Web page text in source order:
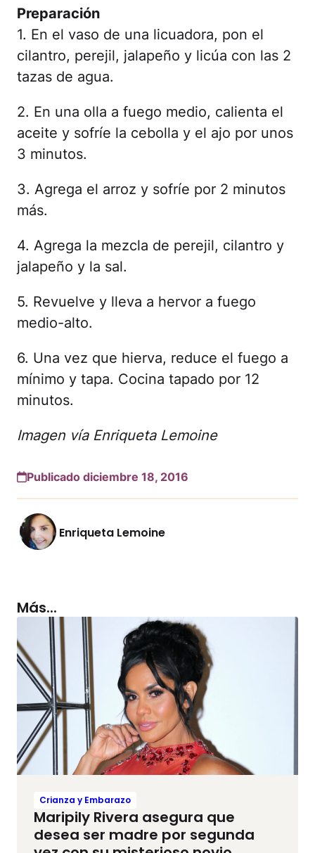
Preparación
1. En el vaso de una licuadora, pon el
cilantro, perejil, jalapeño y licúa con las 2
tazas de agua.
2. En una olla a fuego medio, calienta el
aceite y sofríe la cebolla y el ajo por unos
3 minutos.
3. Agrega el arroz y sofríe por 2 minutos
más.
4. Agrega la mezcla de perejil, cilantro y
jalapeño y la sal.
5. Revuelve y lleva a hervor a fuego
medio-alto.
6. Una vez que hierva, reduce el fuego a
mínimo y tapa. Cocina tapado por 12
minutos.
Imagen vía Enriqueta Lemoine
Publicado diciembre 18, 2016
Enriqueta Lemoine
Más...
Crianza y Embarazo
Maripily Rivera asegura que
desea ser madre por segunda